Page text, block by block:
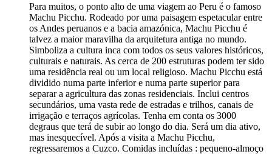
Para muitos, o ponto alto de uma viagem ao Peru é o famoso
Machu Picchu. Rodeado por uma paisagem espetacular entre
os Andes peruanos e a bacia amazónica, Machu Picchu é
talvez a maior maravilha da arquitetura antiga no mundo.
Simboliza a cultura inca com todos os seus valores históricos,
culturais e naturais. As cerca de 200 estruturas podem ter sido
uma residência real ou um local religioso. Machu Picchu está
dividido numa parte inferior e numa parte superior para
separar a agricultura das zonas residenciais. Inclui centros
secundários, uma vasta rede de estradas e trilhos, canais de
irrigação e terraços agrícolas. Tenha em conta os 3000
degraus que terá de subir ao longo do dia. Será um dia ativo,
mas inesquecível. Após a visita a Machu Picchu,
regressaremos a Cuzco. Comidas incluídas : pequeno-almoço